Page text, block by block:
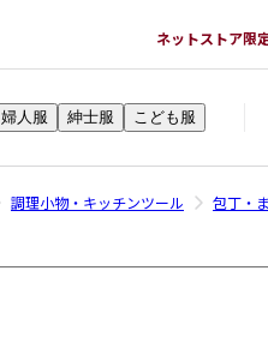
ネットストア限
婦人服 紳士服 こども服
調理小物・キッチンツール 包丁・